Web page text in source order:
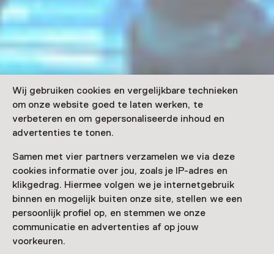
Wij gebruiken cookies en vergelijkbare technieken
om onze website goed te laten werken, te
verbeteren en om gepersonaliseerde inhoud en
advertenties te tonen.
Samen met vier partners verzamelen we via deze
cookies informatie over jou, zoals je IP-adres en
klikgedrag. Hiermee volgen we je internetgebruik
binnen en mogelijk buiten onze site, stellen we een
persoonlijk profiel op, en stemmen we onze
communicatie en advertenties af op jouw
voorkeuren.